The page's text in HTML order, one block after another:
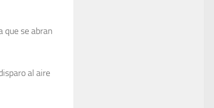
que se abran
al aire